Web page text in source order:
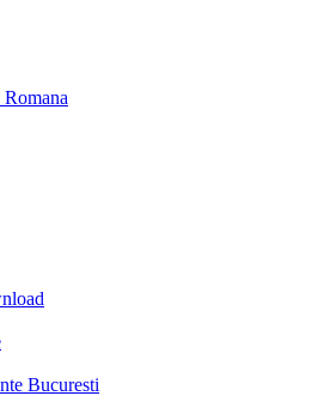
Bucuresti